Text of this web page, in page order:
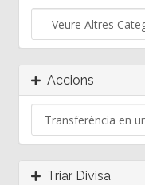
Accions
Triar Divisa